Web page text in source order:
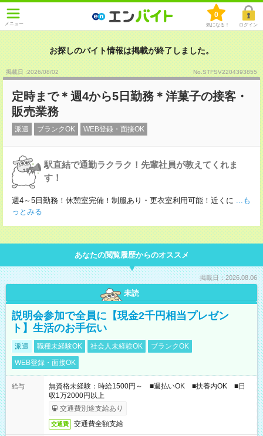
メニュー
0
気になる！ ログイン
お探しのバイト情報は掲載が終了しました。
掲載日 :2026/08/02 No.STFSV2204393855
定時まで＊週4から5日勤務＊洋菓子の接客・
販売業務
派遣 ブランクOK WEB登録・面接OK
駅直結で通勤ラクラク！先輩社員が教えてくれま
す！
週4～5日勤務！休憩室完備！制服あり・更衣室利用可能！近くに ...も
っとみる
あなたの閲覧履歴からのオススメ
掲載日：2026.08.06
未読
説明会参加で全員に【現金2千円相当プレゼン
ト】生活のお手伝い
派遣 職種未経験OK 社会人未経験OK
ブランクOK
WEB登録・面接OK
給与
無資格未経験：時給1500円～ ■週払いOK ■扶養内OK ■日
収1万2000円以上
交通費別途支給あり
交通費 交通費全額支給